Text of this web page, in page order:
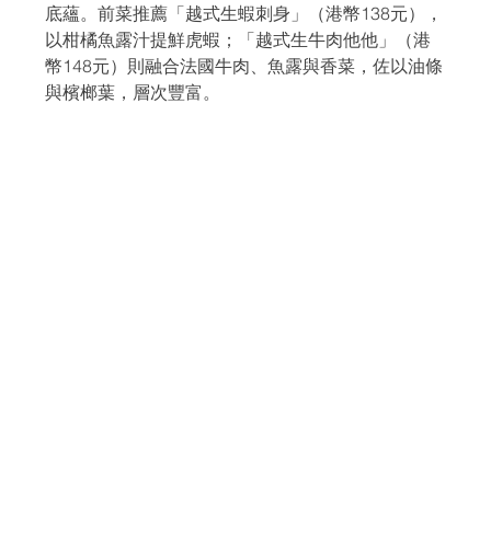
底蘊。前菜推薦「越式生蝦刺身」（港幣138元），
以柑橘魚露汁提鮮虎蝦；「越式生牛肉他他」（港
幣148元）則融合法國牛肉、魚露與香菜，佐以油條
與檳榔葉，層次豐富。